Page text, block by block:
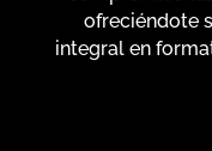
ofreciéndote
integral en